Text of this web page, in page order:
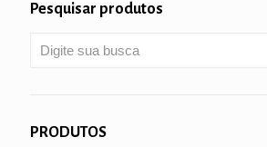
Pesquisar produtos
PRODUTOS